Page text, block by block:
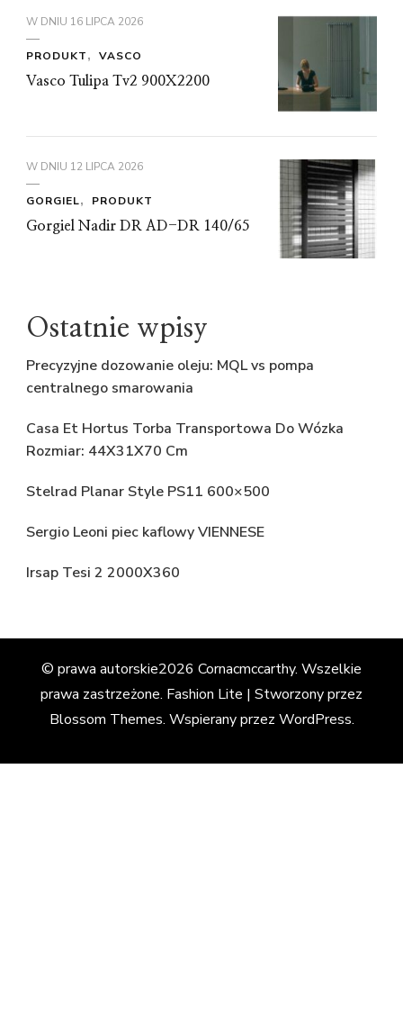
W DNIU 16 LIPCA 2026
PRODUKT
VASCO
Vasco Tulipa Tv2 900X2200
W DNIU 12 LIPCA 2026
GORGIEL
PRODUKT
Gorgiel Nadir DR AD-DR 140/65
Ostatnie wpisy
Precyzyjne dozowanie oleju: MQL vs pompa
centralnego smarowania
Casa Et Hortus Torba Transportowa Do Wózka
Rozmiar: 44X31X70 Cm
Stelrad Planar Style PS11 600×500
Sergio Leoni piec kaflowy VIENNESE
Irsap Tesi 2 2000X360
© prawa autorskie2026 Cornacmccarthy. Wszelkie
prawa zastrzeżone. Fashion Lite | Stworzony przez
Blossom Themes. Wspierany przez WordPress.